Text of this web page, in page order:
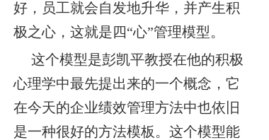
好，员工就会自发地升华，并产生积
极之心，这就是四“心”管理模型。
这个模型是彭凯平教授在他的积极
心理学中最先提出来的一个概念，它
在今天的企业绩效管理方法中也依旧
是一种很好的方法模板。这个模型能